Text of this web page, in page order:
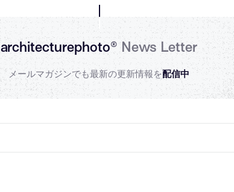
architecturephoto®News Letter
メールマガジンでも最新の更新情報を配信中